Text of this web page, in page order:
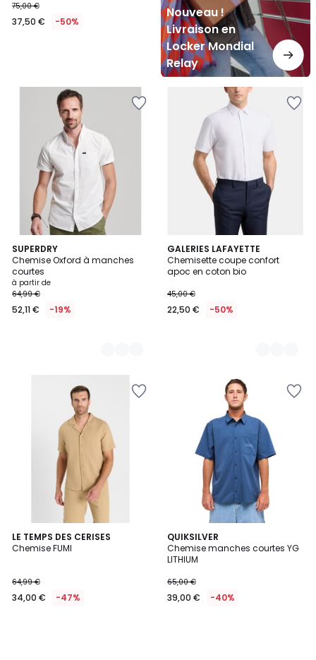
75,00 €
37,50 € -50%
Nouveau !
Livraison en
Locker Mondial
Relay
SUPERDRY
Chemise Oxford à manches
courtes
à partir de
64,99 €
52,11 € -19%
4
Couleurs
GALERIES LAFAYETTE
Chemisette coupe confort
apoc en coton bio
45,00 €
22,50 € -50%
2
Couleurs
LE TEMPS DES CERISES
Chemise FUMI
64,99 €
34,00 € -47%
QUIKSILVER
Chemise manches courtes YG
LITHIUM
65,00 €
39,00 € -40%